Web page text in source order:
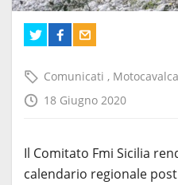
Comunicati ,
18 Giugno 2020
Il Comitato Fmi Sicilia
calendario regionale